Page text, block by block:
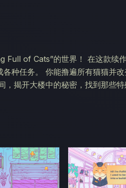
Full of Cats”的世界！ 在这款续
各种任务。 你能撸遍所有猫猫并
，揭开大楼中的秘密，找到那些